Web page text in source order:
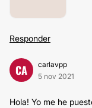
Responder
CA
carlavpp
5 nov 2021
Hola! Yo me he